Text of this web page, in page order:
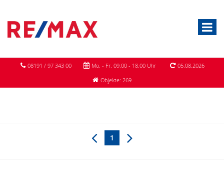
08191 / 97 343 00 Mo. - Fr. 09.00 - 18.00 Uhr
05.08.2026
Objekte: 269
1